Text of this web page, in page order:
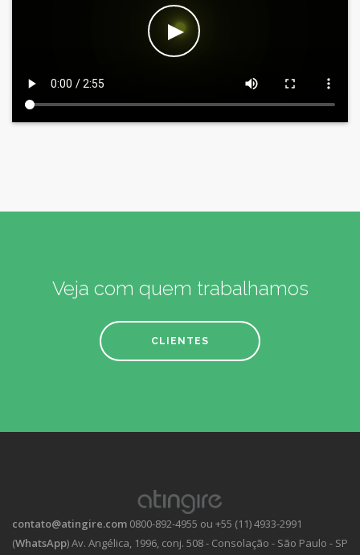
Veja com quem trabalhamos
CLIENTES
contato@atingire.com 0800-892-4955 ou +55 (11) 4933-2991
(WhatsApp)Av. Angélica, 1996, conj. 508 - Consolação - São Paulo - SP